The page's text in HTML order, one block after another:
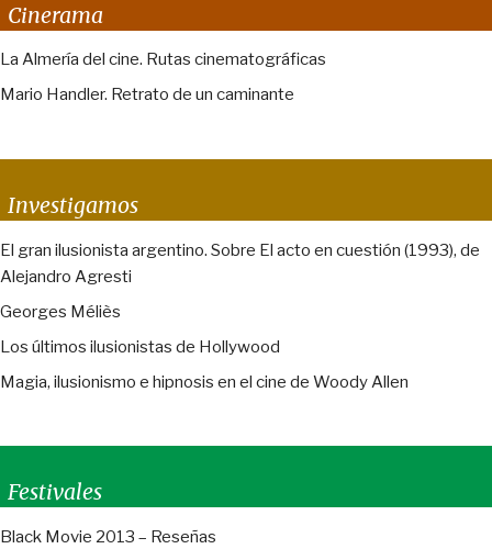
Cinerama
La Almería del cine. Rutas cinematográficas
Mario Handler. Retrato de un caminante
Investigamos
El gran ilusionista argentino. Sobre El acto en cuestión (1993), de
Alejandro Agresti
Georges Méliès
Los últimos ilusionistas de Hollywood
Magia, ilusionismo e hipnosis en el cine de Woody Allen
Festivales
Black Movie 2013 – Reseñas